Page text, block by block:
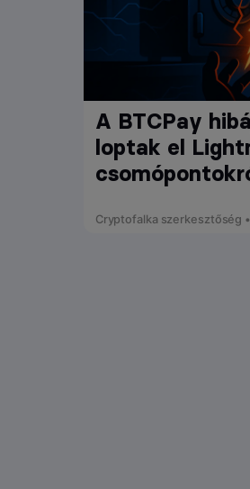
A BTCPay
loptak el
Cryptofalka szerkesztőség